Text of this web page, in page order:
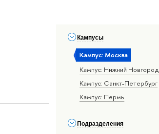
Кампусы
Кампус: Москва
Кампус: Нижний Новгород
Кампус: Санкт-Петербург
Кампус: Пермь
Подразделения